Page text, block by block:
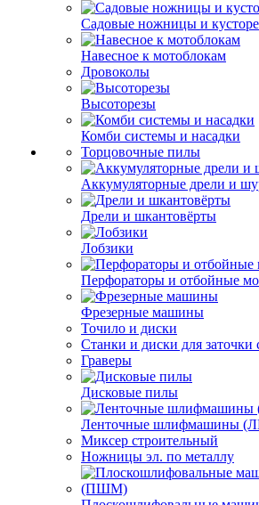
Садовые ножницы и
Навесное к мотоблокам
Дровоколы
Высоторезы
Комби системы и насадки
Торцовочные пилы
Аккумуляторные дрели и
Дрели и шкантовёрты
Лобзики
Перфораторы и отбойные
Фрезерные машины
Точило и диски
Станки и диски для заточки
Граверы
Дисковые пилы
Ленточные шлифмашины
Миксер строительный
Ножницы эл. по металлу